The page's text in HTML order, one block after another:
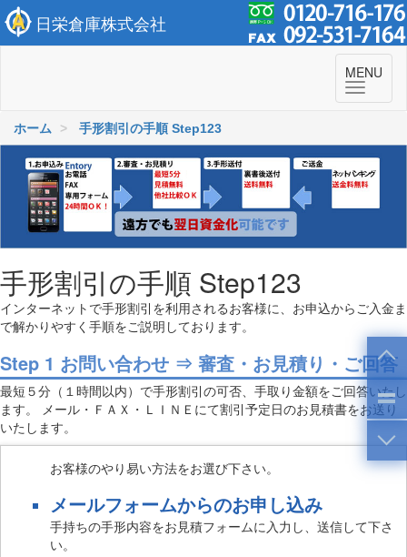
日栄倉庫株式会社
MENU
ホーム 手形割引の手順 Step123
手形割引の手順 Step123
インターネットで手形割引を利用されるお客様に、お申込からご入金ま
で解かりやすく手順をご説明しております。
Step 1 お問い合わせ ⇒ 審査・お見積り・ご回答
最短５分（１時間以内）で手形割引の可否、手取り金額をご回答いたし
ます。 メール・ＦＡＸ・ＬＩＮＥにて割引予定日のお見積書をお送り
いたします。
お客様のやり易い方法をお選び下さい。
メールフォームからのお申し込み
手持ちの手形内容をお見積フォームに入力し、送信して下さ
い。